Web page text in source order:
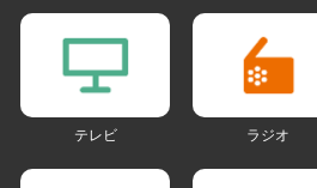
テレビ ラジオ